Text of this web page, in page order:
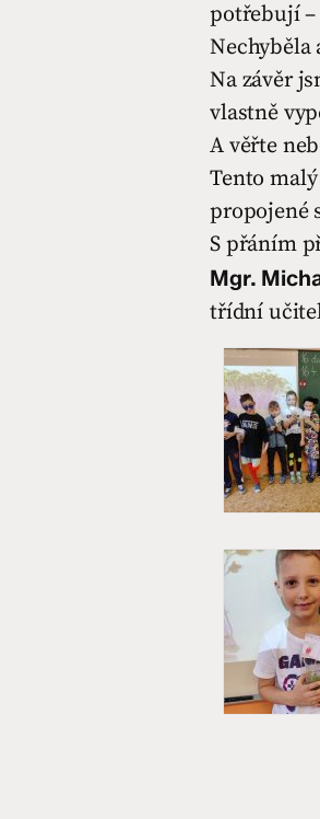
potřebují –
Na závěr
vlastně
A věřte
Tento
propojené
S přáním
Mgr.
třídní